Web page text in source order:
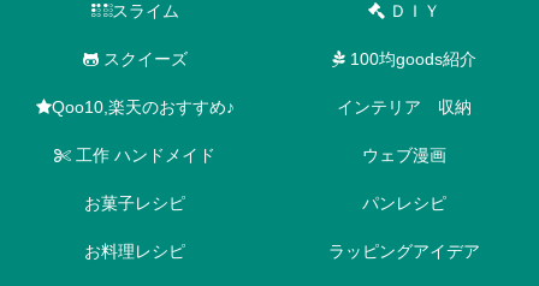
スライム ＤＩＹ
スクイーズ 100均goods紹介
Qoo10,楽天のおすすめ♪ インテリア 収納
工作 ハンドメイド ウェブ漫画
お菓子レシピ パンレシピ
お料理レシピ ラッピングアイデア